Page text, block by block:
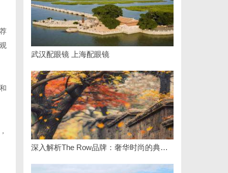
武汉配眼镜 上海配眼镜
深入解析The Row品牌：奢华时尚的典范与设计哲学